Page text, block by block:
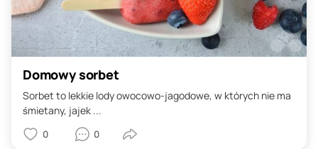
Domowy sorbet
Sorbet to lekkie lody owocowo-jagodowe, w których nie ma
śmietany, jajek ...
0 0